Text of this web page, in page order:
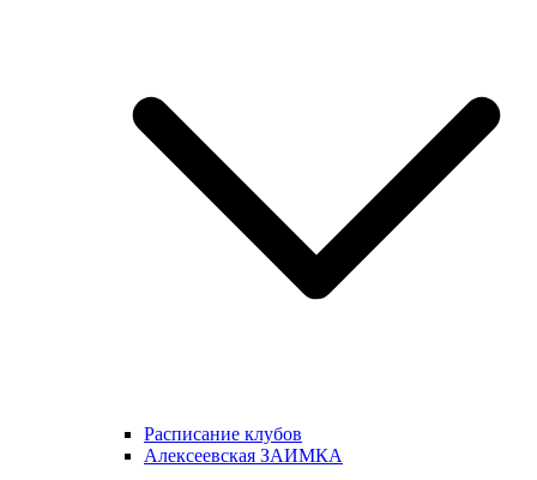
Расписание клубов
Алексеевская ЗАИМКА